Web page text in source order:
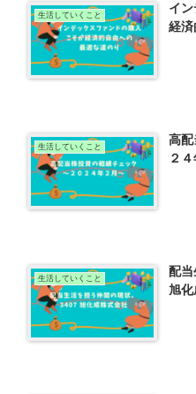
生活していくこと
イ
経済
生活していくこと
高配
２
生活していくこと
配
旭化